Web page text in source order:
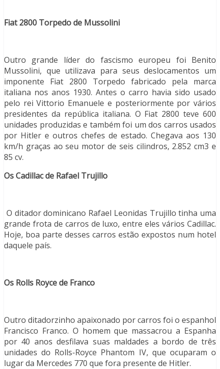
Fiat 2800 Torpedo de Mussolini
Outro grande líder do fascismo europeu foi Benito
Mussolini, que utilizava para seus deslocamentos um
imponente Fiat 2800 Torpedo fabricado pela marca
italiana nos anos 1930. Antes o carro havia sido usado
pelo rei Vittorio Emanuele e posteriormente por vários
presidentes da república italiana. O Fiat 2800 teve 600
unidades produzidas e também foi um dos carros usados
por Hitler e outros chefes de estado. Chegava aos 130
km/h graças ao seu motor de seis cilindros, 2.852 cm3 e
85 cv.
Os Cadillac de Rafael Trujillo
O ditador dominicano Rafael Leonidas Trujillo tinha uma
grande frota de carros de luxo, entre eles vários Cadillac.
Hoje, boa parte desses carros estão expostos num hotel
daquele país.
Os Rolls Royce de Franco
Outro ditadorzinho apaixonado por carros foi o espanhol
Francisco Franco. O homem que massacrou a Espanha
por 40 anos desfilava suas maldades a bordo de três
unidades do Rolls-Royce Phantom IV, que ocuparam o
lugar da Mercedes 770 que fora presente de Hitler.